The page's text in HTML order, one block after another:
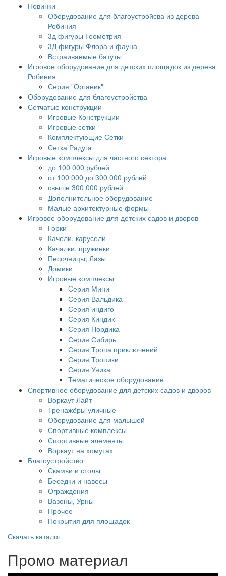
Новинки
Оборудование для благоустройсва из дерева
Робиния
3д фигуры Геометрия
3Д фигуры Флора и фауна
Встраиваемые батуты
Игровое оборудование для детских площадок из дерева
Робиния
Серия "Органик"
Оборудование для благоустройства
Сетчатые конструкции
Игровые Конструкции
Игровые сетки
Комплектующие Сетки
Сетка Радуга
Игровые комплексы для частного сектора
до 100 000 рублей
от 100 000 до 300 000 рублей
свыше 300 000 рублей
Дополнительное оборудование
Малые архитектурные формы
Игровое оборудование для детских садов и дворов
Горки
Качели, карусели
Качалки, пружинки
Песочницы, Лазы
Домики
Игровые комплексы
Cерия Мини
Серия Вальдика
Серия индиго
Серия Киндик
Серия Нордика
Серия Сибирь
Серия Тропа приключений
Серия Тропики
Серия Уника
Тематическое оборудование
Спортивное оборудование для детских садов и дворов
Воркаут Лайт
Тренажёры уличные
Оборудование для малышей
Спортивные комплексы
Спортивные элементы
Воркаут на хомутах
Благоустройство
Скамьи и столы
Беседки и навесы
Ограждения
Вазоны, Урны
Прочее
Покрытия для площадок
Скачать каталог
Промо материал